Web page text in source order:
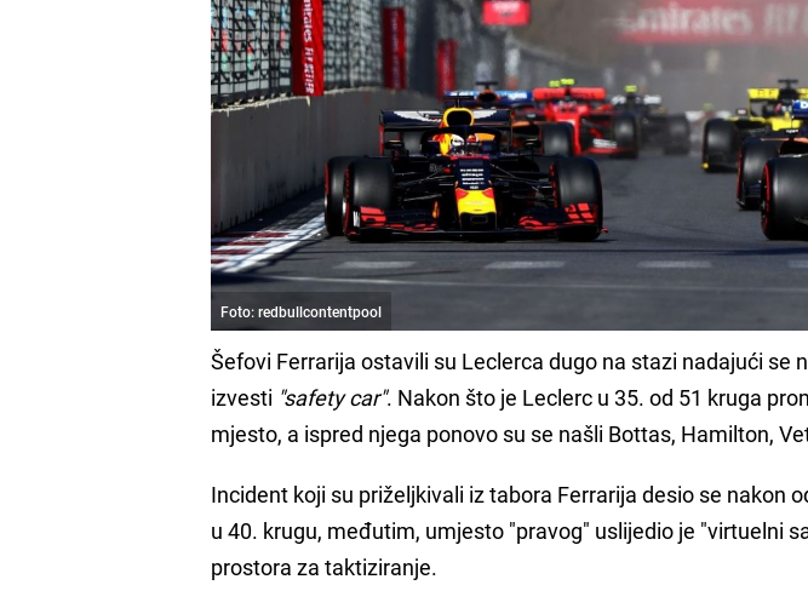
Foto: redbullcontentpool
Šefovi Ferrarija ostavili su Leclerca dugo na stazi nadajući se
izvesti "safety car". Nakon što je Leclerc u 35. od 51 kruga
mjesto, a ispred njega ponovo su se našli Bottas, Hamilton,
Incident koji su priželjkivali iz tabora Ferrarija desio se nakon
u 40. krugu, međutim, umjesto "pravog" uslijedio je "virtuelni
prostora za taktiziranje.